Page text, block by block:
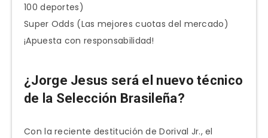
100 deportes)
Super Odds (Las mejores cuotas del mercado)
¡Apuesta con responsabilidad!
¿Jorge Jesus será el nuevo técnico
de la Selección Brasileña?
Con la reciente destitución de Dorival Jr., el